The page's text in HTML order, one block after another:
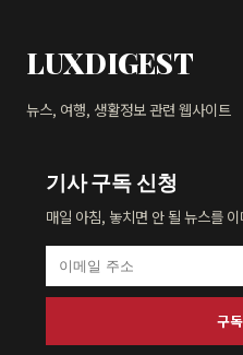
LUXDIGEST
뉴스, 여행, 생활정보 관련 웹사이트
기사 구독 신청
매일 아침, 놓치면 안 될 뉴스를
구